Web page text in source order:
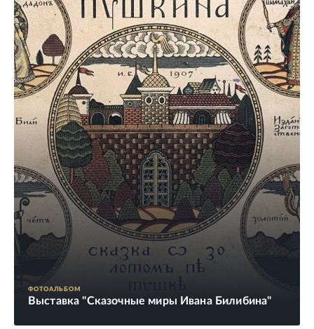
ФОТОАЛЬБОМ
Выставка "Сказочные миры Ивана Билибина"